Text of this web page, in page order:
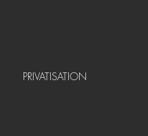
PRIVATISATION